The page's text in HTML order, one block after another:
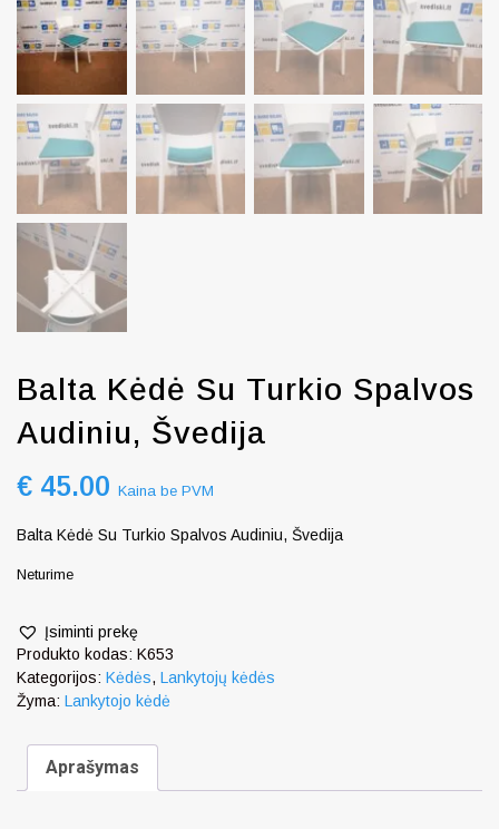
Balta Kėdė Su Turkio Spalvos
Audiniu, Švedija
€ 45.00 Kaina be PVM
Balta Kėdė Su Turkio Spalvos Audiniu, Švedija
Neturime
Įsiminti prekę
Produkto kodas: K653
Kategorijos: Kėdės, Lankytojų kėdės
Žyma: Lankytojo kėdė
Aprašymas